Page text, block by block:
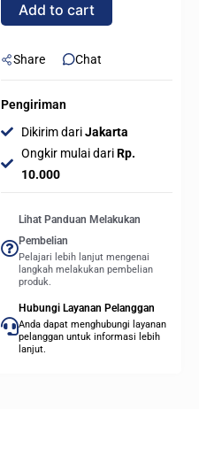
120mm
Add to cart
Share Chat
Pengiriman
Dikirim dariJakarta
Ongkir mulai dariRp.
10.000
Lihat Panduan Melakukan
Pembelian
Pelajari lebih lanjut mengenai
langkah melakukan pembelian
produk.
Hubungi Layanan Pelanggan
Anda dapat menghubungi layanan
pelanggan untuk informasi lebih
lanjut.